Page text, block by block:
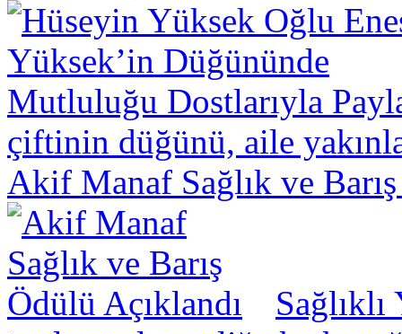
çiftinin düğünü, aile
Akif Manaf Sağlık ve